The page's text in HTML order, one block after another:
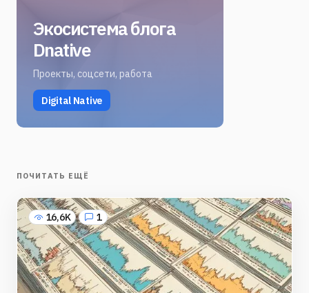
Экосистема блога
Dnative
Проекты, соцсети, работа
Digital Native
ПОЧИТАТЬ ЕЩЁ
16,6K 1